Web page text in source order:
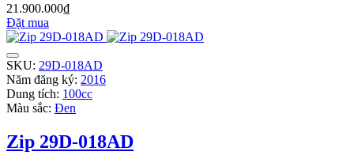
21.900.000₫
Đặt mua
SKU: 29D-018AD
Năm đăng ký: 2016
Dung tích: 100cc
Màu sắc: Đen
Zip 29D-018AD